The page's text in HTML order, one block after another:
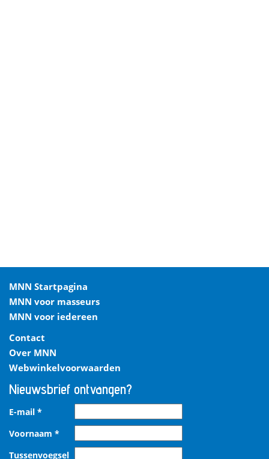
MNN Startpagina
MNN voor masseurs
MNN voor iedereen
Contact
Over MNN
Webwinkelvoorwaarden
Nieuwsbrief ontvangen?
E-mail *
Voornaam *
Tussenvoegsel